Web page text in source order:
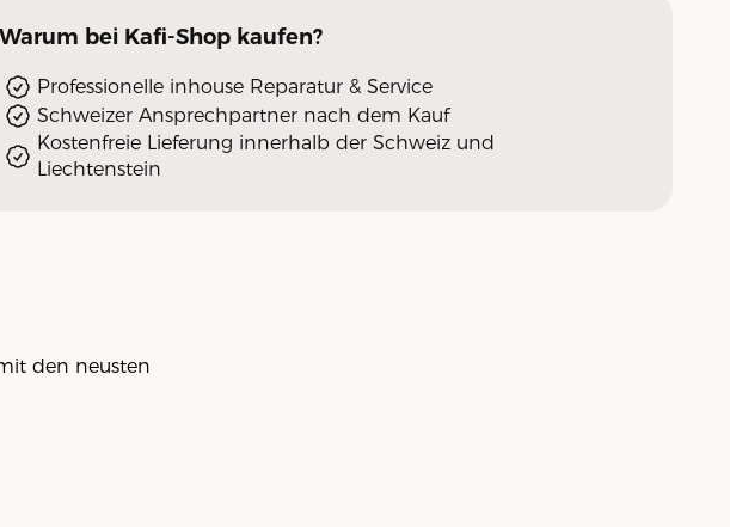
Warum bei Kafi-Shopkaufen?
Professionelle inhouse Reparatur & Service
Schweizer Ansprechpartner nach dem Kauf
Kostenfreie Lieferung innerhalb der Schweiz und
Liechtenstein
den neusten